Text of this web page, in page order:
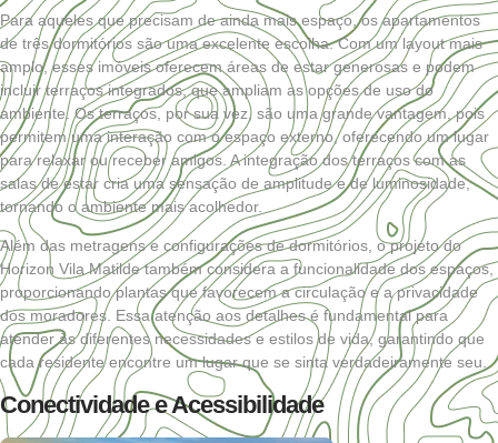
Para aqueles que precisam de ainda mais espaço, os apartamentos
de três dormitórios são uma excelente escolha. Com um layout mais
amplo, esses imóveis oferecem áreas de estar generosas e podem
incluir terraços integrados, que ampliam as opções de uso do
ambiente. Os terraços, por sua vez, são uma grande vantagem, pois
permitem uma interação com o espaço externo, oferecendo um lugar
para relaxar ou receber amigos. A integração dos terraços com as
salas de estar cria uma sensação de amplitude e de luminosidade,
tornando o ambiente mais acolhedor.
Além das metragens e configurações de dormitórios, o projeto do
Horizon Vila Matilde também considera a funcionalidade dos espaços,
proporcionando plantas que favorecem a circulação e a privacidade
dos moradores. Essa atenção aos detalhes é fundamental para
atender às diferentes necessidades e estilos de vida, garantindo que
cada residente encontre um lugar que se sinta verdadeiramente seu.
Conectividade e Acessibilidade